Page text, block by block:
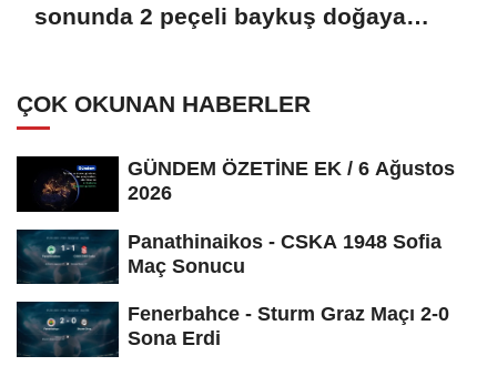
sonunda 2 peçeli baykuş doğaya
ÇOK OKUNAN HABERLER
GÜNDEM ÖZETİNE EK / 6 Ağustos
2026
Panathinaikos - CSKA 1948 Sofia
Maç Sonucu
Fenerbahce - Sturm Graz Maçı 2-0
Sona Erdi